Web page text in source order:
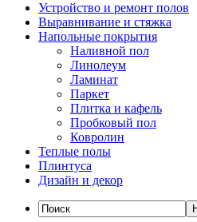
Устройство и ремонт полов
Выравнивание и стяжка
Напольные покрытия
Наливной пол
Линолеум
Ламинат
Паркет
Плитка и кафель
Пробковый пол
Ковролин
Теплые полы
Плинтуса
Дизайн и декор